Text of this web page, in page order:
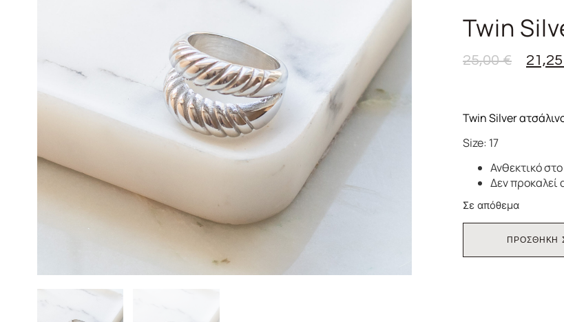
Twin
25,00€ 21,25
Twin Silver
Size: 17
Ανθεκτικό
Δεν προκαλεί
Σε απόθεμα
ΠΡΟΣΘΗΚΗ